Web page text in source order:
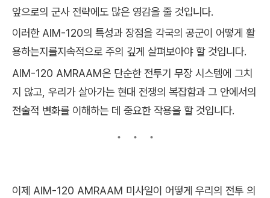
앞으로의 군사 전략에도 많은 영감을 줄 것입니다.
이러한 AIM-120의 특성과 장점을 각국의 공군이 어떻게 활
용하는지를지속적으로 주의 깊게 살펴보아야 할 것입니다.
AIM-120 AMRAAM은 단순한 전투기 무장 시스템에 그치
지 않고, 우리가 살아가는 현대 전쟁의 복잡함과 그 안에서의
전술적 변화를 이해하는 데 중요한 작용을 할 것입니다.
이제 AIM-120 AMRAAM 미사일이 어떻게 우리의 전투 의